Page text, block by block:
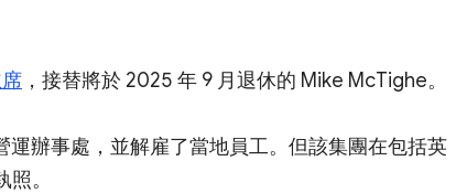
，接替將於 2025 年 9 月退休的 Mike McTighe。
運辦事處，並解雇了當地員工。但該集團在包括英
。